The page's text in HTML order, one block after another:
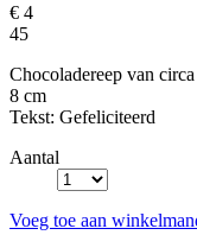
€ 4
45
Chocoladereep van
8 cm
Tekst: Gefeliciteerd
Aantal
Voeg toe aan